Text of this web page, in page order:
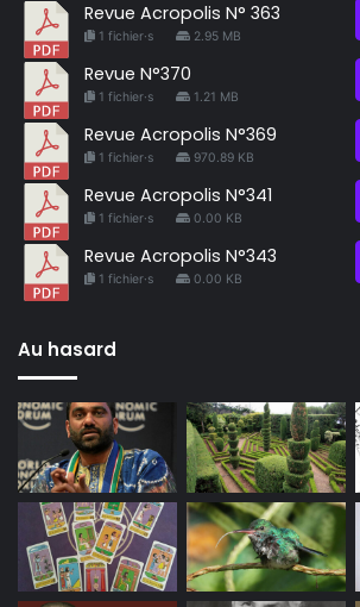
Revue Acropolis N° 363
1 fichier·s 2.95 MB
Revue N°370
1 fichier·s 1.21 MB
Revue Acropolis N°369
1 fichier·s 970.89 KB
Revue Acropolis N°341
1 fichier·s 0.00 KB
Revue Acropolis N°343
1 fichier·s 0.00 KB
Au hasard